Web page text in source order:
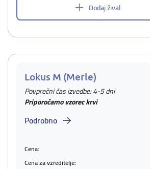
Dodaj žival
Lokus M (Merle)
Povprečni čas izvedbe: 4-5 dni
Priporočamo vzorec krvi
Podrobno
Cena:
Cena za vzreditelje: